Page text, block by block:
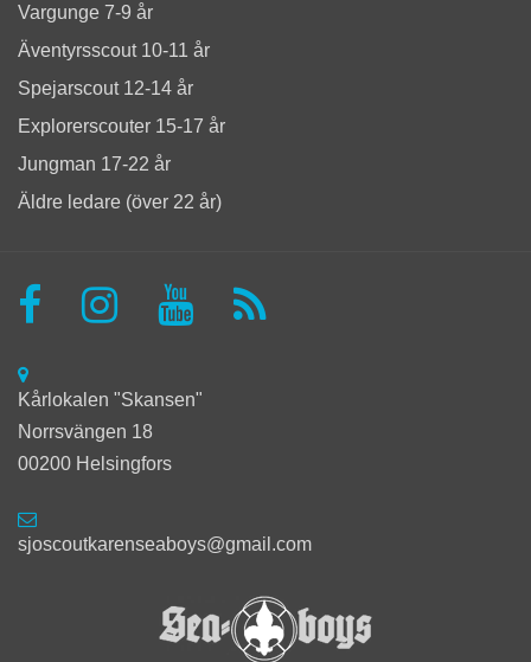
Vargunge 7-9 år
Äventyrsscout 10-11 år
Spejarscout 12-14 år
Explorerscouter 15-17 år
Jungman 17-22 år
Äldre ledare (över 22 år)
Kårlokalen "Skansen"
Norrsvängen 18
00200 Helsingfors
sjoscoutkarenseaboys@gmail.com